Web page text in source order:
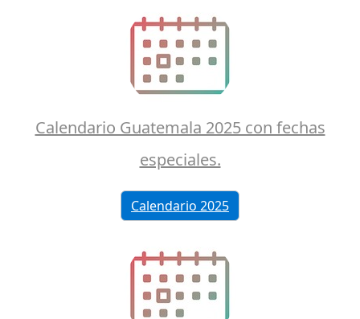
Calendario Guatemala 2025 con fechas
especiales.
Calendario 2025